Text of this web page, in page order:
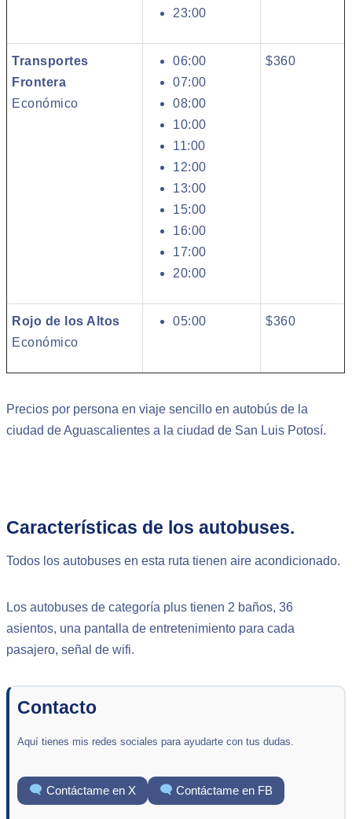
23:00
Transportes
Frontera
Económico
06:00
07:00
08:00
10:00
11:00
12:00
13:00
15:00
16:00
17:00
20:00
$360
Rojo de los Altos
Económico
05:00 $360
Precios por persona en viaje sencillo en autobús de la
ciudad de Aguascalientes a la ciudad de San Luis Potosí.
Características de los autobuses.
Todos los autobuses en esta ruta tienen aire acondicionado.
Los autobuses de categoría plus tienen 2 baños, 36
asientos, una pantalla de entretenimiento para cada
pasajero, señal de wifi.
Contacto
Aquí tienes mis redes sociales para ayudarte con tus dudas.
Contáctame en X Contáctame en FB